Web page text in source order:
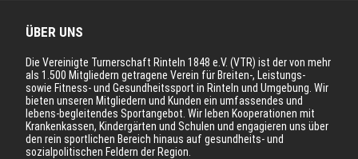
ÜBER UNS
Die Vereinigte Turnerschaft Rinteln 1848 e.V. (VTR) ist der von mehr
als 1.500 Mitgliedern getragene Verein für Breiten-, Leistungs-
sowie Fitness- und Gesundheitssport in Rinteln und Umgebung. Wir
bieten unseren Mitgliedern und Kunden ein umfassendes und
lebens-begleitendes Sportangebot. Wir leben Kooperationen mit
Krankenkassen, Kindergärten und Schulen und engagieren uns über
den rein sportlichen Bereich hinaus auf gesundheits- und
sozialpolitischen Feldern der Region.